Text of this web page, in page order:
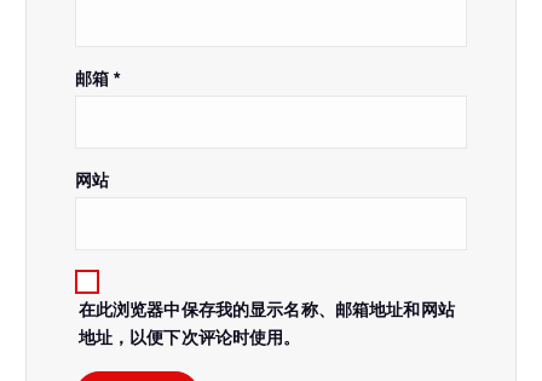
邮箱 *
网站
在此浏览器中保存我的显示名称、邮箱地址和网站
地址，以便下次评论时使用。